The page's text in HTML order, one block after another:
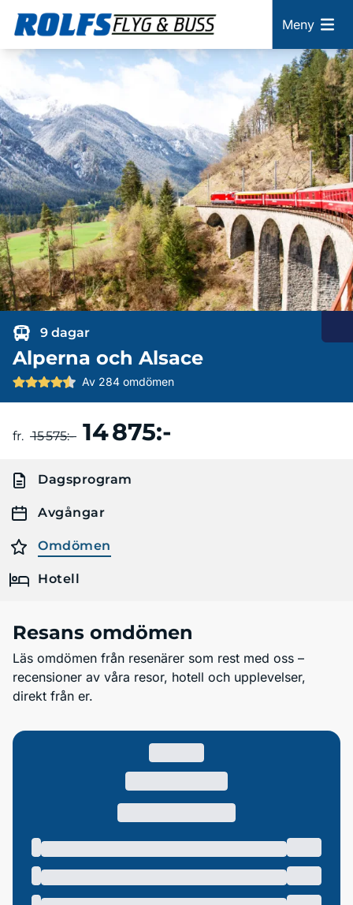
Meny
9 dagar
Alperna och Alsace
Av 284 omdömen
fr. 15 575:- 14 875:-
Dagsprogram
Avgångar
Omdömen
Hotell
Resans omdömen
Läs omdömen från resenärer som rest med oss –
recensioner av våra resor, hotell och upplevelser,
direkt från er.